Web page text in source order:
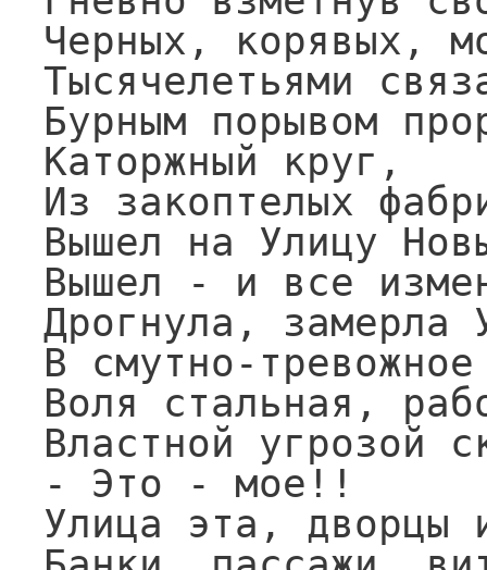
Черных, корявых,
Тысячелетьями
Бурным порывом
Каторжный круг,
Из закоптелых
Вышел на Улицу
Вышел - и все
Дрогнула, замерла
В смутно-
Воля стальная,
Властной угрозой
- Это - мое!!
Улица эта, дворцы